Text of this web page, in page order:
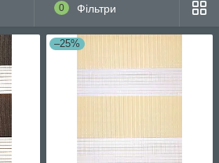
0 Фільтри
–25%